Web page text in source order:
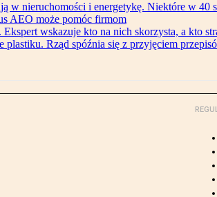
w nieruchomości i energetykę. Niektóre w 40
AEO może pomóc firmom
wskazuje kto na nich skorzysta, a kto
plastiku. Rząd spóźnia się z przyjęciem